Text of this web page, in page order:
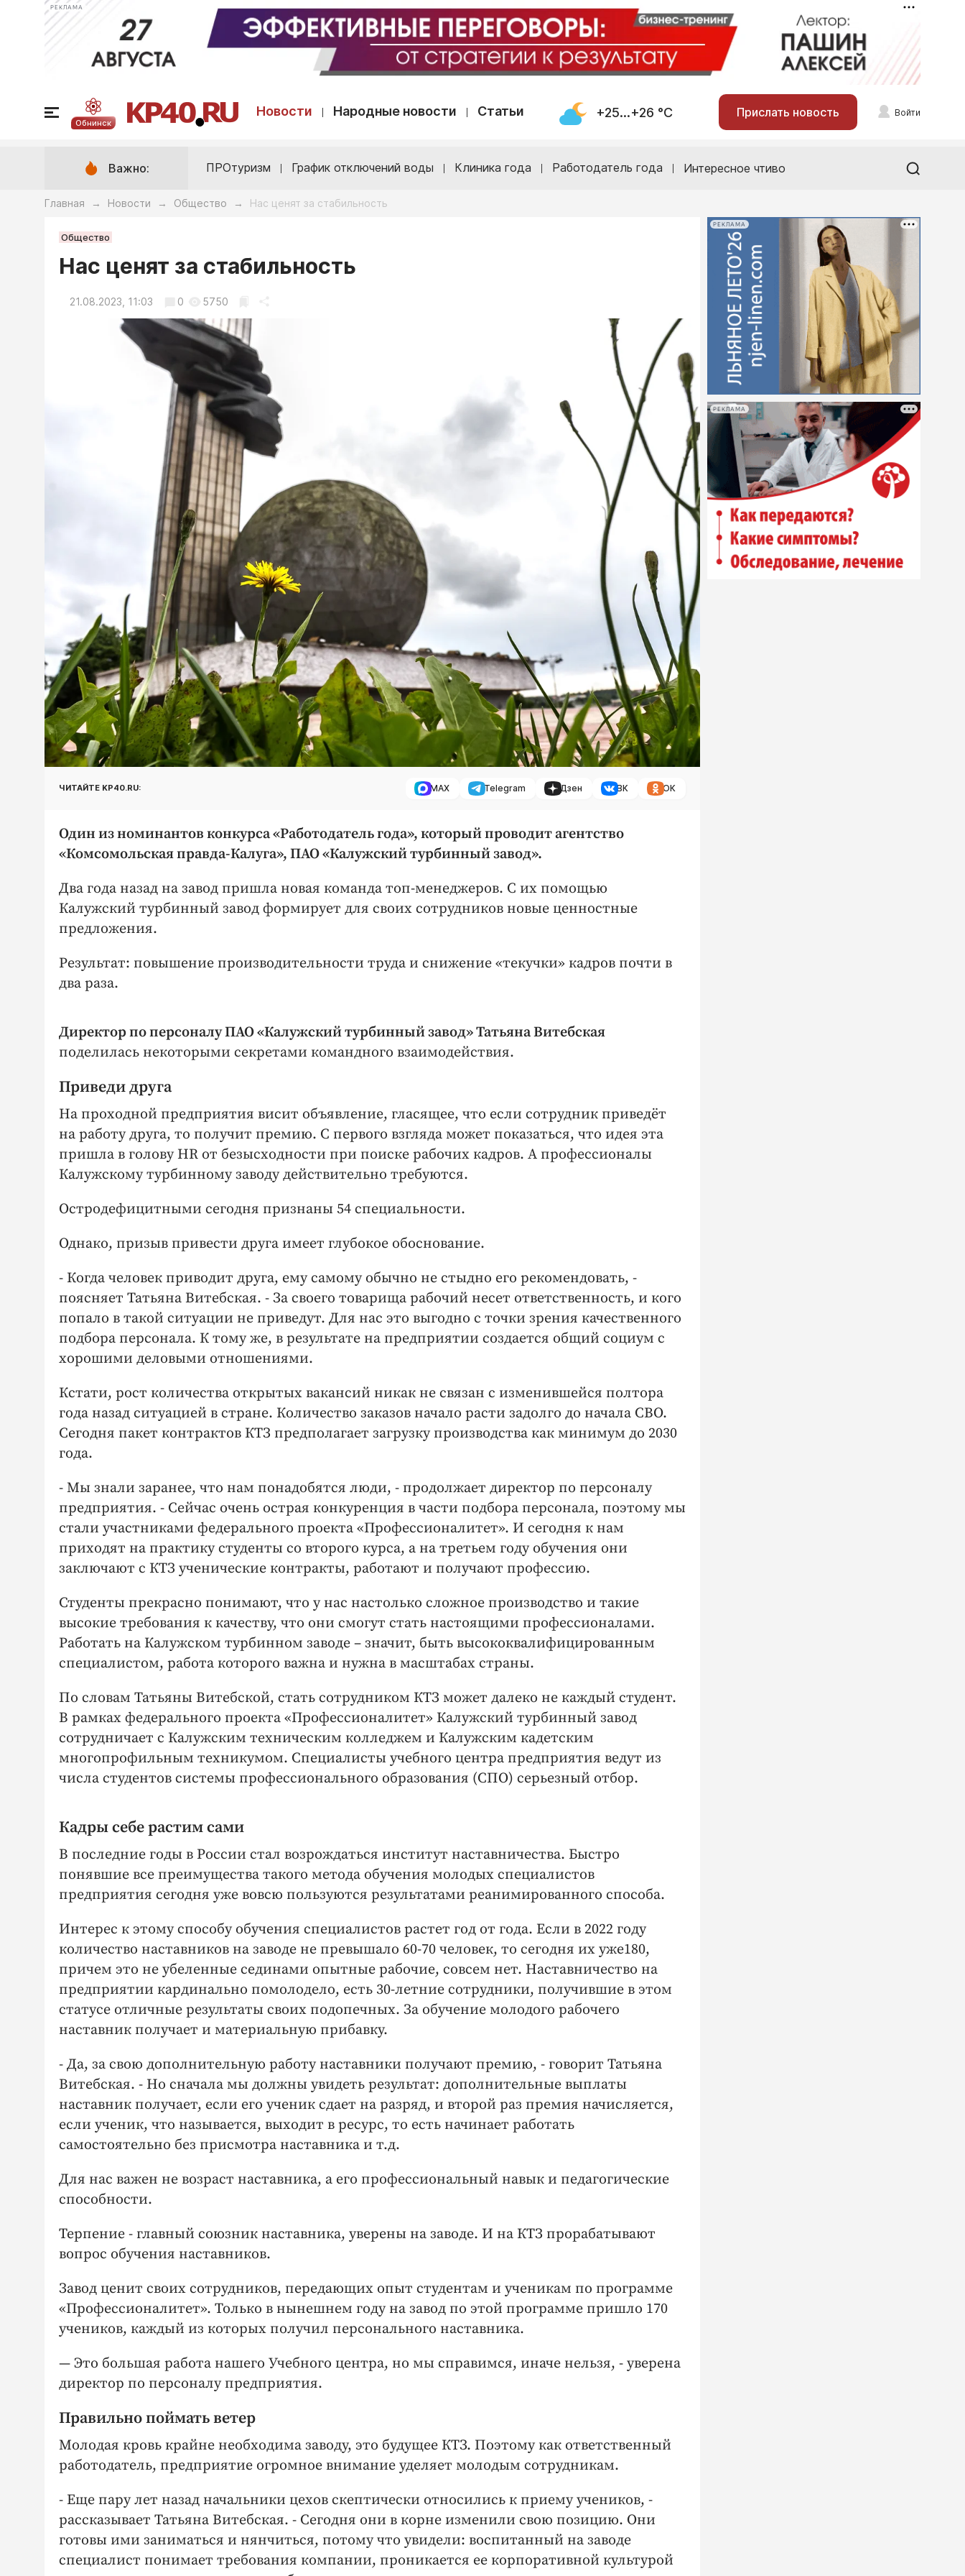
РЕКЛАМА
Обнинск
Новости Народные новости Статьи +25...+26 °С Прислать новость Войти
Важно: ПРОтуризм График отключений воды Клиника года Работодатель года Интересное чтиво
Главная → Новости → Общество → Нас ценят за стабильность
Общество
Нас ценят за стабильность
21.08.2023, 11:03 0 5750
ЧИТАЙТЕ KP40.RU: MAX Telegram Дзен ВК ОК
Один из номинантов конкурса «Работодатель года», который проводит агентство
«Комсомольская правда-Калуга», ПАО «Калужский турбинный завод».
Два года назад на завод пришла новая команда топ-менеджеров. С их помощью
Калужский турбинный завод формирует для своих сотрудников новые ценностные
предложения.
Результат: повышение производительности труда и снижение «текучки» кадров почти в
два раза.
Директор по персоналу ПАО «Калужский турбинный завод» Татьяна Витебская
поделилась некоторыми секретами командного взаимодействия.
Приведи друга
На проходной предприятия висит объявление, гласящее, что если сотрудник приведёт
на работу друга, то получит премию. С первого взгляда может показаться, что идея эта
пришла в голову HR от безысходности при поиске рабочих кадров. А профессионалы
Калужскому турбинному заводу действительно требуются.
Остродефицитными сегодня признаны 54 специальности.
Однако, призыв привести друга имеет глубокое обоснование.
- Когда человек приводит друга, ему самому обычно не стыдно его рекомендовать, -
поясняет Татьяна Витебская. - За своего товарища рабочий несет ответственность, и кого
попало в такой ситуации не приведут. Для нас это выгодно с точки зрения качественного
подбора персонала. К тому же, в результате на предприятии создается общий социум с
хорошими деловыми отношениями.
Кстати, рост количества открытых вакансий никак не связан с изменившейся полтора
года назад ситуацией в стране. Количество заказов начало расти задолго до начала СВО.
Сегодня пакет контрактов КТЗ предполагает загрузку производства как минимум до 2030
года.
- Мы знали заранее, что нам понадобятся люди, - продолжает директор по персоналу
предприятия. - Сейчас очень острая конкуренция в части подбора персонала, поэтому мы
стали участниками федерального проекта «Профессионалитет». И сегодня к нам
приходят на практику студенты со второго курса, а на третьем году обучения они
заключают с КТЗ ученические контракты, работают и получают профессию.
Студенты прекрасно понимают, что у нас настолько сложное производство и такие
высокие требования к качеству, что они смогут стать настоящими профессионалами.
Работать на Калужском турбинном заводе – значит, быть высококвалифицированным
специалистом, работа которого важна и нужна в масштабах страны.
По словам Татьяны Витебской, стать сотрудником КТЗ может далеко не каждый студент.
В рамках федерального проекта «Профессионалитет» Калужский турбинный завод
сотрудничает с Калужским техническим колледжем и Калужским кадетским
многопрофильным техникумом. Специалисты учебного центра предприятия ведут из
числа студентов системы профессионального образования (СПО) серьезный отбор.
Кадры себе растим сами
В последние годы в России стал возрождаться институт наставничества. Быстро
понявшие все преимущества такого метода обучения молодых специалистов
предприятия сегодня уже вовсю пользуются результатами реанимированного способа.
Интерес к этому способу обучения специалистов растет год от года. Если в 2022 году
количество наставников на заводе не превышало 60-70 человек, то сегодня их уже180,
причем это не убеленные сединами опытные рабочие, совсем нет. Наставничество на
предприятии кардинально помолодело, есть 30-летние сотрудники, получившие в этом
статусе отличные результаты своих подопечных. За обучение молодого рабочего
наставник получает и материальную прибавку.
- Да, за свою дополнительную работу наставники получают премию, - говорит Татьяна
Витебская. - Но сначала мы должны увидеть результат: дополнительные выплаты
наставник получает, если его ученик сдает на разряд, и второй раз премия начисляется,
если ученик, что называется, выходит в ресурс, то есть начинает работать
самостоятельно без присмотра наставника и т.д.
Для нас важен не возраст наставника, а его профессиональный навык и педагогические
способности.
Терпение - главный союзник наставника, уверены на заводе. И на КТЗ прорабатывают
вопрос обучения наставников.
Завод ценит своих сотрудников, передающих опыт студентам и ученикам по программе
«Профессионалитет». Только в нынешнем году на завод по этой программе пришло 170
учеников, каждый из которых получил персонального наставника.
— Это большая работа нашего Учебного центра, но мы справимся, иначе нельзя, - уверена
директор по персоналу предприятия.
Правильно поймать ветер
Молодая кровь крайне необходима заводу, это будущее КТЗ. Поэтому как ответственный
работодатель, предприятие огромное внимание уделяет молодым сотрудникам.
- Еще пару лет назад начальники цехов скептически относились к приему учеников, -
рассказывает Татьяна Витебская. - Сегодня они в корне изменили свою позицию. Они
готовы ими заниматься и нянчиться, потому что увидели: воспитанный на заводе
специалист понимает требования компании, проникается ее корпоративной культурой
РЕКЛАМА
РЕКЛАМА